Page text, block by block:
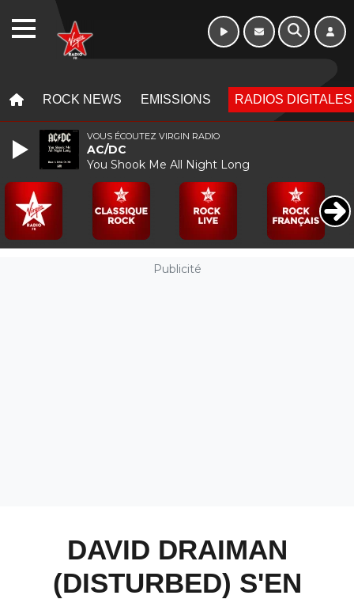
ROCK NEWS EMISSIONS RADIOS DIGITALES
Publicité
DAVID DRAIMAN
(DISTURBED) S'EN
VOUS ÉCOUTEZ VIRGIN RADIO
AC/DC
You Shook Me All Night Long
WEBRADIO